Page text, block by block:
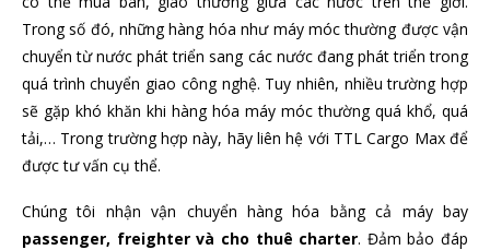
Trong số đó, những hàng hóa như máy móc thường được vận
chuyển từ nước phát triển sang các nước đang phát triển trong
quá trình chuyển giao công nghệ. Tuy nhiên, nhiều trường hợp
sẽ gặp khó khăn khi hàng hóa máy móc thường quá khổ, quá
tải,… Trong trường hợp này, hãy liên hệ với TTL Cargo Max để
được tư vấn cụ thể.
Chúng tôi nhận vận chuyển hàng hóa bằng cả máy bay
passenger, freighter và cho thuê charter. Đảm bảo đáp